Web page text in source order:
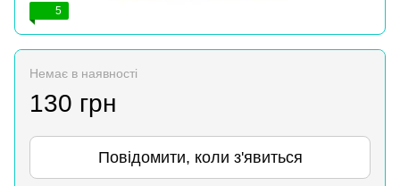
5
Немає в наявності
130 грн
Повідомити, коли з'явиться